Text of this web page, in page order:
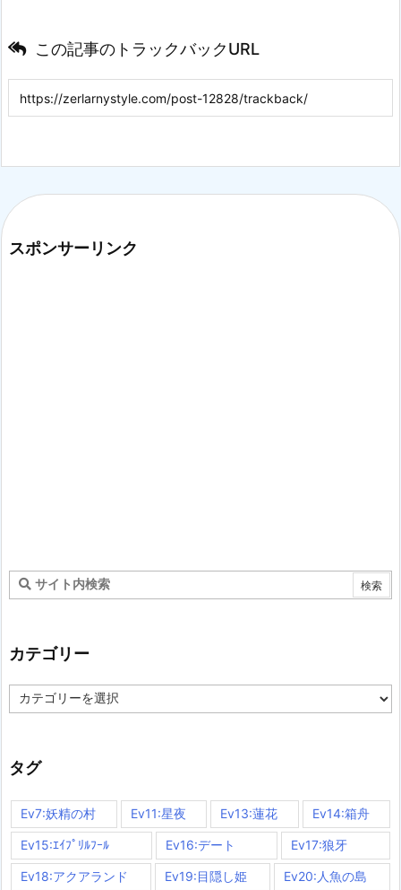
この記事のトラックバックURL
スポンサーリンク
カテゴリー
テ
ー
タグ
Ev7:妖精の村 Ev11:星夜 Ev13:蓮花 Ev14:箱舟
Ev15:ｴｲﾌﾟﾘﾙﾌｰﾙ Ev16:デート Ev17:狼牙
Ev18:アクアランド Ev19:目隠し姫 Ev20:人魚の島